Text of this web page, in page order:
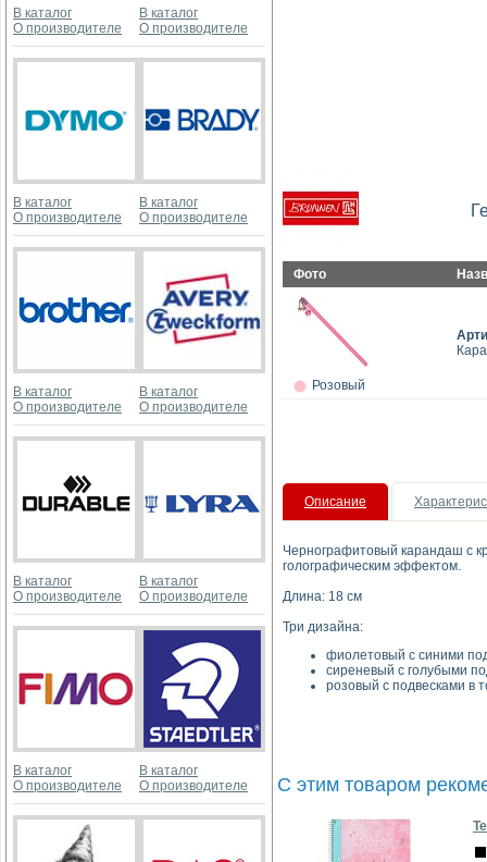
В каталог
О производителе
В каталог
О производителе
В каталог
О производителе
В каталог
О производителе
В каталог
О производителе
В каталог
О производителе
В каталог
О производителе
В каталог
О производителе
В каталог
О производителе
В каталог
О производителе
Фото
Розовый
Описание
Чернографитовый карандаш с
голографическим эффектом.
Длина: 18 см
Три дизайна:
фиолетовый с синими
сиреневый с голубыми
розовый с подвесками в
С этим товаром